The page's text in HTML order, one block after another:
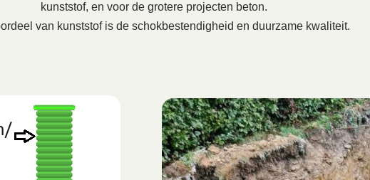
kunststof, en voor de grotere projecten beton.
van kunststof is de schokbestendigheid en duurzame kwaliteit.